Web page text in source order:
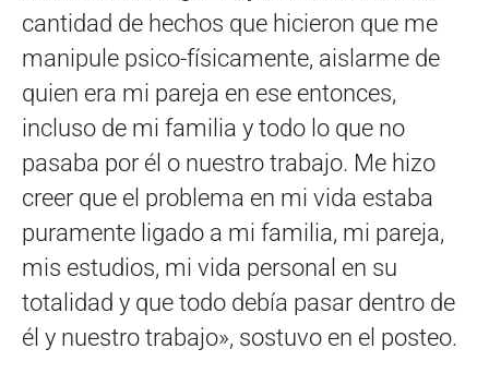
cantidad de hechos que hicieron que me
manipule psico-físicamente, aislarme de
quien era mi pareja en ese entonces,
incluso de mi familia y todo lo que no
pasaba por él o nuestro trabajo. Me hizo
creer que el problema en mi vida estaba
puramente ligado a mi familia, mi pareja,
mis estudios, mi vida personal en su
totalidad y que todo debía pasar dentro de
él y nuestro trabajo», sostuvo en el posteo.